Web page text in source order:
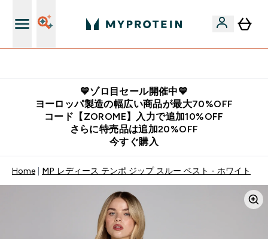
💙ゾロ目セール開催中💙
ヨーロッパ製造の幅広い商品が最大70%OFF
コード【ZOROME】入力で追加10%OFF
さらに特売品は追加20%OFF
今すぐ購入
Home MP レディース テンポ ジップ スルー ベスト - ホワイト